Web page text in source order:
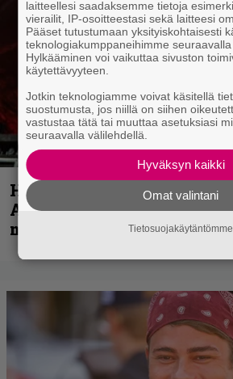
Hellsinki Metal Festival
Accept, Carcass, Black
muita avauspäivän
laitteellesi saadaksemme tietoja
vierailit, IP-osoitteestasi sekä laitteesi
Pääset tutustumaan yksityiskohtaisesti
teknologiakumppaneihimme seuraavalla
Hylkääminen voi vaikuttaa sivuston
käytettävyyteen.
Jotkin teknologiamme voivat käsitellä
suostumusta, jos niillä on siihen
vastustaa tätä tai muuttaa asetuksiasi
seuraavalla välilehdellä.
Hyväksyn kaikki
Omat valintani
Tietosuojakäytäntömme